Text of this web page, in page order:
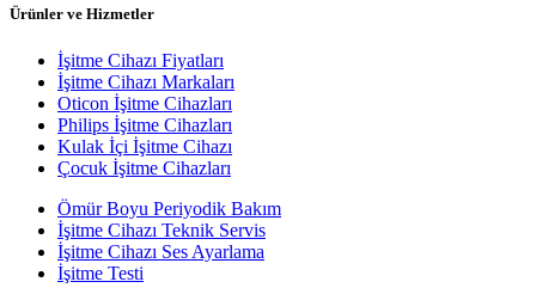
Ürünler ve Hizmetler
İşitme Cihazı Fiyatları
İşitme Cihazı Markaları
Oticon İşitme Cihazları
Philips İşitme Cihazları
Kulak İçi İşitme Cihazı
Çocuk İşitme Cihazları
Ömür Boyu Periyodik Bakım
İşitme Cihazı Teknik Servis
İşitme Cihazı Ses Ayarlama
İşitme Testi